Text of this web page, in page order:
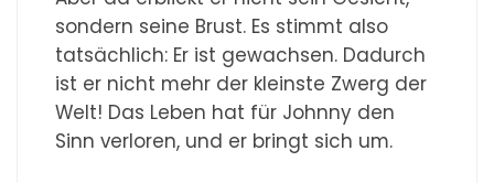
sondern seine Brust. Es stimmt also
tatsächlich: Er ist gewachsen. Dadurch
ist er nicht mehr der kleinste Zwerg der
Welt! Das Leben hat für Johnny den
Sinn verloren, und er bringt sich um.